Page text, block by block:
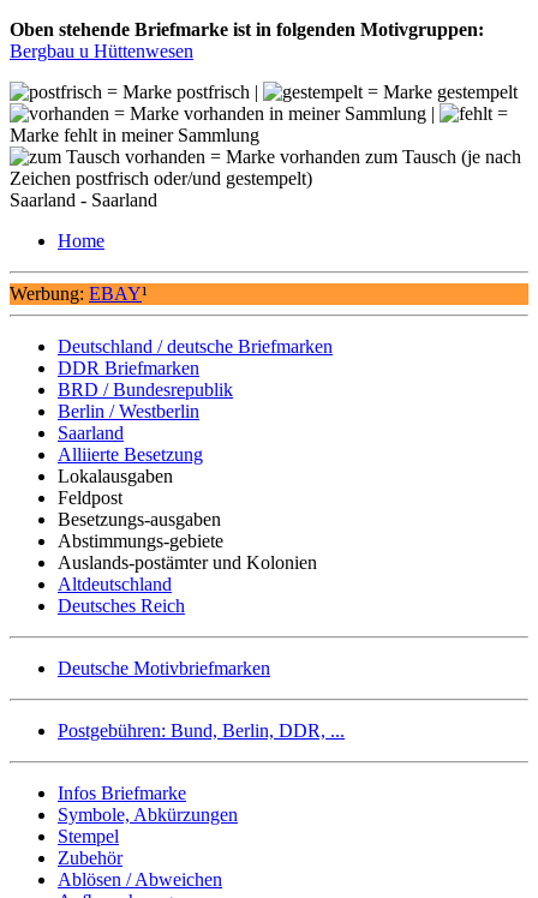
Oben stehende Briefmarke ist in folgenden Motivgruppen:
Bergbau u Hüttenwesen
= Marke postfrisch |
= Marke gestempelt
= Marke vorhanden in meiner Sammlung |
=
Marke fehlt in meiner Sammlung
= Marke vorhanden zum Tausch (je nach
Zeichen postfrisch oder/und gestempelt)
Saarland - Saarland
Home
Werbung: EBAY¹
Deutschland / deutsche Briefmarken
DDR Briefmarken
BRD / Bundesrepublik
Berlin / Westberlin
Saarland
Alliierte Besetzung
Lokalausgaben
Feldpost
Besetzungs-ausgaben
Abstimmungs-gebiete
Auslands-postämter und Kolonien
Altdeutschland
Deutsches Reich
Deutsche Motivbriefmarken
Postgebühren: Bund, Berlin, DDR, ...
Infos Briefmarke
Symbole, Abkürzungen
Stempel
Zubehör
Ablösen / Abweichen